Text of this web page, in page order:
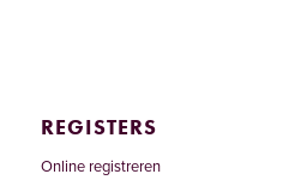
REGISTERS
Online registreren